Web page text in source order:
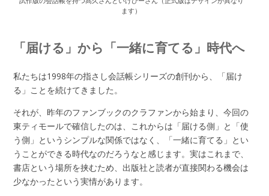
ます）
「届ける」から「一緒に育てる」時代へ
私たちは1998年の指さし会話帳シリーズの創刊から、「届け
る」ことを続けてきました。
それが、昨年のファンブックのクラファンから始まり、今回の
東ティモールで確信したのは、これからは「届ける側」と「使
う側」というシンプルな関係ではなく、「一緒に育てる」とい
うことができる時代なのだろうなと感じます。実はこれまで、
書店という場所を挟むため、出版社と読者が直接関わる機会は
少なかったという実情があります。